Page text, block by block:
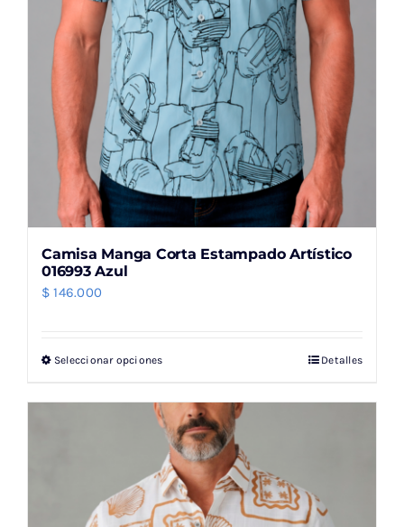
Camisa Manga Corta Estampado Artístico
016993 Azul
$ 146.000
Seleccionar opcionesEste
tiene
múltiples
variantes.
Las
opciones
Detalles